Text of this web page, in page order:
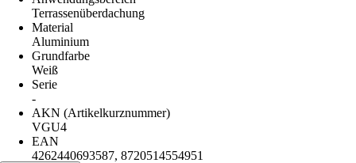
Terrassenüberdachung
Material
Aluminium
Grundfarbe
Weiß
Serie
-
AKN (Artikelkurznummer)
VGU4
EAN
4262440693587, 8720514554951